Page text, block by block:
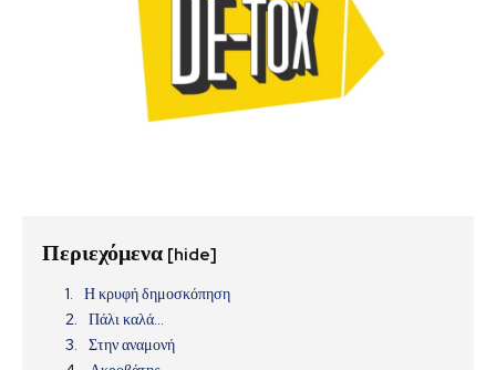
Περιεχόμενα [hide]
Η κρυφή δημοσκόπηση
Πάλι καλά…
Στην αναμονή